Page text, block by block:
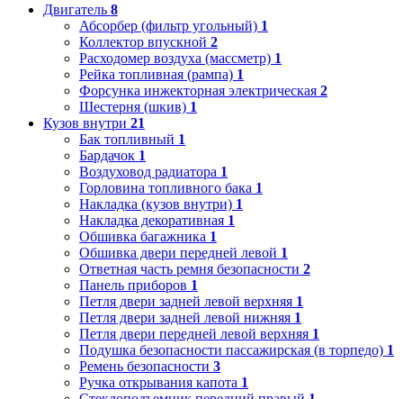
Двигатель 8
Абсорбер (фильтр угольный) 1
Коллектор впускной 2
Расходомер воздуха (массметр) 1
Рейка топливная (рампа) 1
Форсунка инжекторная электрическая 2
Шестерня (шкив) 1
Кузов внутри 21
Бак топливный 1
Бардачок 1
Воздуховод радиатора 1
Горловина топливного бака 1
Накладка (кузов внутри) 1
Накладка декоративная 1
Обшивка багажника 1
Обшивка двери передней левой 1
Ответная часть ремня безопасности 2
Панель приборов 1
Петля двери задней левой верхняя 1
Петля двери задней левой нижняя 1
Петля двери передней левой верхняя 1
Подушка безопасности пассажирская (в торпедо) 1
Ремень безопасности 3
Ручка открывания капота 1